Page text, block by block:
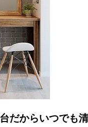
だからいつでも